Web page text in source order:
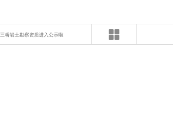
三桥岩土勘察资质进入公示啦